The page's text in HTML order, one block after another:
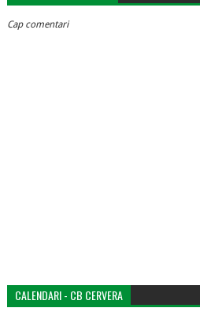
Cap comentari
CALENDARI - CB CERVERA